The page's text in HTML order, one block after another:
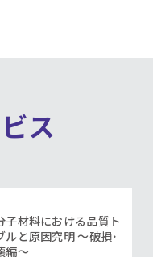
ス
子材料における品質ト
ルと原因究明 ～破損･
編～